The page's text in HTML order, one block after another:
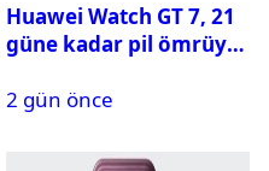
Huawei Watch GT 7, 21
güne kadar pil ömrüyle
2 gün önce